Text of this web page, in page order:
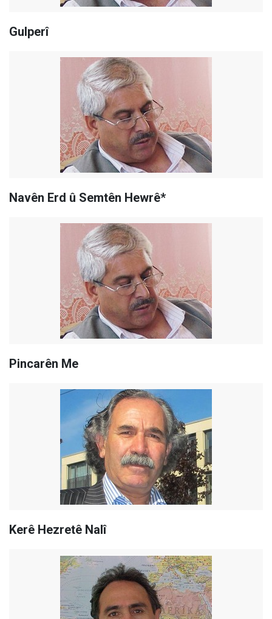
Gulperî
Navên Erd û Semtên Hewrê*
Pincarên Me
Kerê Hezretê Nalî